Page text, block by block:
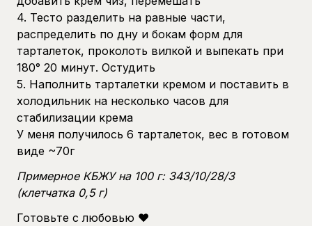
4. Тесто разделить на равные части,
распределить по дну и бокам форм для
тарталеток, проколоть вилкой и выпекать при
180° 20 минут. Остудить
5. Наполнить тарталетки кремом и поставить в
холодильник на несколько часов для
стабилизации крема
У меня получилось 6 тарталеток, вес в готовом
виде ~70г
Примерное КБЖУ на 100 г: 343/10/28/3
(клетчатка 0,5 г)
Готовьте с любовью ❤️